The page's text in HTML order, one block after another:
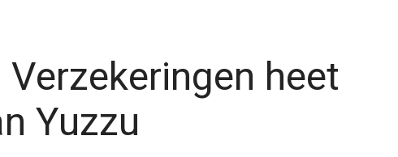
heet
Yuzzu